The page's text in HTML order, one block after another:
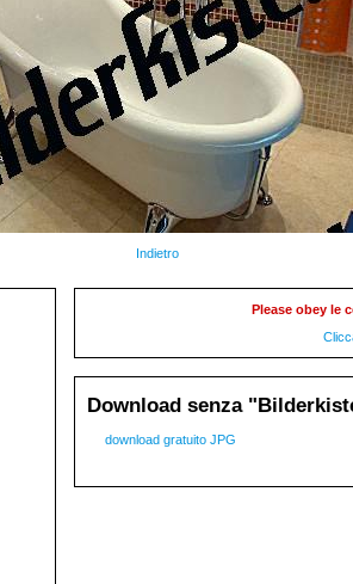
Indietro
Please obey le
Download senza
download gratuito JPG